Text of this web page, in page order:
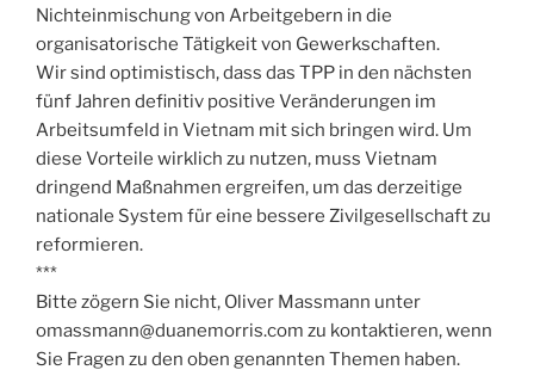
Nichteinmischung von Arbeitgebern in die
organisatorische Tätigkeit von Gewerkschaften.
Wir sind optimistisch, dass das TPP in den nächsten
fünf Jahren definitiv positive Veränderungen im
Arbeitsumfeld in Vietnam mit sich bringen wird. Um
diese Vorteile wirklich zu nutzen, muss Vietnam
dringend Maßnahmen ergreifen, um das derzeitige
nationale System für eine bessere Zivilgesellschaft zu
reformieren.
***
Bitte zögern Sie nicht, Oliver Massmann unter
omassmann@duanemorris.com zu kontaktieren, wenn
Sie Fragen zu den oben genannten Themen haben.